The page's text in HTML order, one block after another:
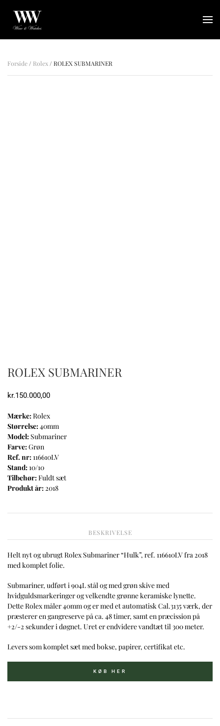
Gå til hovedindhold
Forside / Rolex / ROLEX SUBMARINER
ROLEX SUBMARINER
kr.150.000,00
Mærke:Rolex
Størrelse:40mm
Model: Submariner
Farve:Grøn
Ref. nr:116610LV
Stand:10/10
Tilbehør:Fuldt sæt
Produkt år:2018
BESKRIVELSE
Helt nyt og ubrugt Rolex Submariner “Hulk”, ref. 116610LV fra 2018
med komplet folie.
Submariner, udført i 904L stål og med grøn skive med
hvidguldsmarkeringer og velkendte grønne keramiske lynette.
Dette Rolex måler 40mm og er med et automatisk Cal.3135 værk, der
præsterer en gangreserve på ca. 48 timer, samt en præcission på
+2/-2 sekunder i døgnet. Uret er endvidere vandtæt til 300 meter.
Levers som komplet sæt med bokse, papirer, certifikat etc.
KØB HER